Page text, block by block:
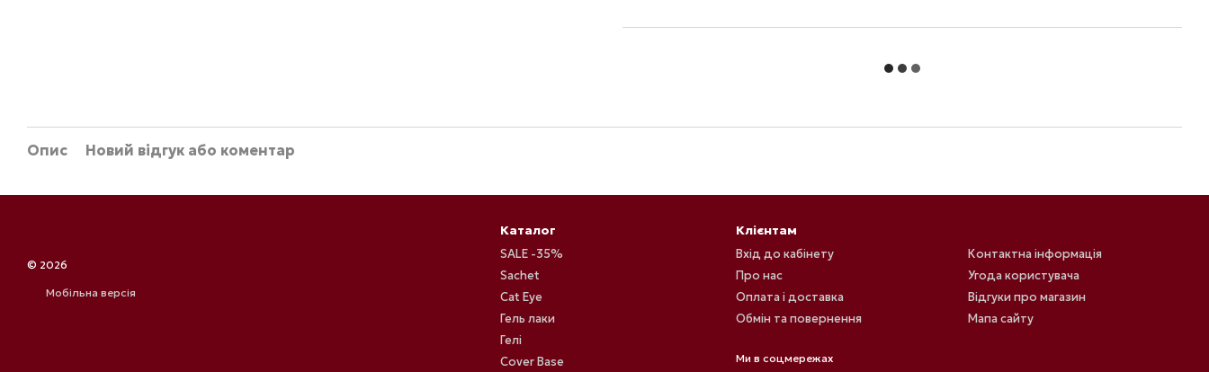
Опис Новий відгук або коментар
© 2026
Мобільна версія
Каталог
SALE -35%
Sachet
Cat Eye
Гель лаки
Гелі
Cover Base
Клієнтам
Вхід до кабінету
Про нас
Оплата і доставка
Обмін та повернення
Контактна інформація
Угода користувача
Відгуки про магазин
Мапа сайту
Ми в соцмережах